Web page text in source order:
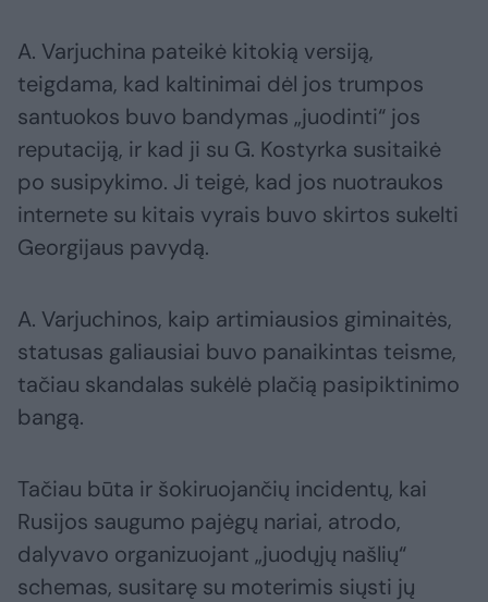
A. Varjuchina pateikė kitokią versiją,
teigdama, kad kaltinimai dėl jos trumpos
santuokos buvo bandymas „juodinti“ jos
reputaciją, ir kad ji su G. Kostyrka susitaikė
po susipykimo. Ji teigė, kad jos nuotraukos
internete su kitais vyrais buvo skirtos sukelti
Georgijaus pavydą.
A. Varjuchinos, kaip artimiausios giminaitės,
statusas galiausiai buvo panaikintas teisme,
tačiau skandalas sukėlė plačią pasipiktinimo
bangą.
Tačiau būta ir šokiruojančių incidentų, kai
Rusijos saugumo pajėgų nariai, atrodo,
dalyvavo organizuojant „juodųjų našlių“
schemas, susitarę su moterimis siųsti jų